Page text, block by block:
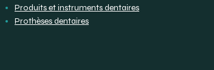
Produits et instruments dentaires
Prothèses dentaires